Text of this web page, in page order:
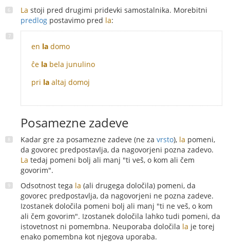
La stoji pred drugimi pridevki samostalnika. Morebitni
predlog postavimo pred la:
en la domo
ĉe la bela junulino
pri la altaj domoj
Posamezne zadeve
Kadar gre za posamezne zadeve (ne za vrsto), la pomeni,
da govorec predpostavlja, da nagovorjeni pozna zadevo.
La tedaj pomeni bolj ali manj "ti veš, o kom ali čem
govorim".
Odsotnost tega la (ali drugega določila) pomeni, da
govorec predpostavlja, da nagovorjeni ne pozna zadeve.
Izostanek določila pomeni bolj ali manj "ti ne veš, o kom
ali čem govorim". Izostanek določila lahko tudi pomeni, da
istovetnost ni pomembna. Neuporaba določila la je torej
enako pomembna kot njegova uporaba.